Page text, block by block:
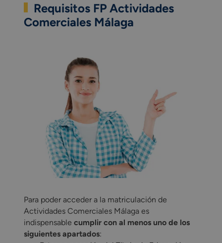
Requisitos FP Actividades
Comerciales Málaga
Para poder acceder a la matriculación de
Actividades Comerciales Málaga es
indispensable cumplir con al menos uno de los
siguientes apartados: